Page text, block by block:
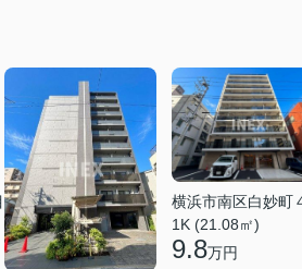
横浜市南区白妙町
1K (21.08㎡)
9.8万円